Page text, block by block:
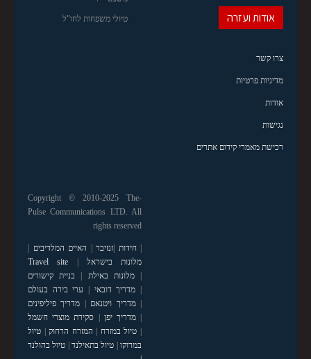
טיולי משפחות לחו"ל אודות ועזרה
צרו קשר
מדיניות פרטיות
אודות
נגישות
רכישת מאמרי קידום אתרים
Copyright © 2010-2025 The-
Pulse Communications LTD. All
rights reserved
|חידות זנזיבר האיים המלדיבים
מלונות בישראל
Travel site
|מלונות באילת
בניית קישורים
מדריך דובאי
ערי בירה בעולם
|מדריך ויטנאם
מדריך פיליפינים
|מדריך יפן
סקירת מוצרי חשמל
טיול במזרח המזרח הרחוק| טיול
במרוקו| טיול בתאילנד| טיול בהולנד